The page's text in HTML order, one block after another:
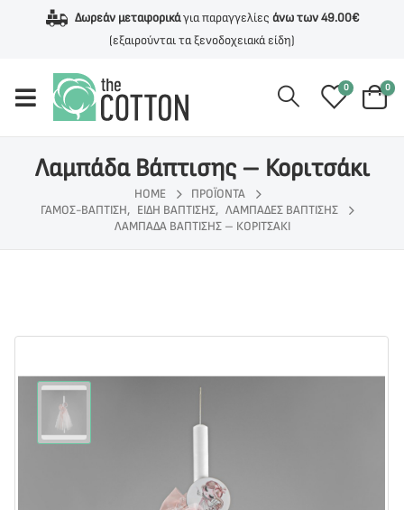
Δωρεάν μεταφορικάγια παραγγελίες άνω των 49.00€
(εξαιρούνται τα ξενοδοχειακά είδη)
0 0
Λαμπάδα Βάπτισης – Κοριτσάκι
HOME
ΠΡΟΪΌΝΤΑ
ΓΆΜΟΣ-ΒΆΠΤΙΣΗ, ΕΊΔΗ ΒΆΠΤΙΣΗΣ, ΛΑΜΠΆΔΕΣ ΒΆΠΤΙΣΗΣ
ΛΑΜΠΆΔΑ ΒΆΠΤΙΣΗΣ – ΚΟΡΙΤΣΆΚΙ